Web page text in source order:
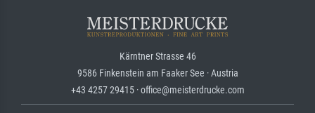
Kärntner Strasse 46
9586 Finkenstein am Faaker See · Austria
+43 4257 29415 · office@meisterdrucke.com